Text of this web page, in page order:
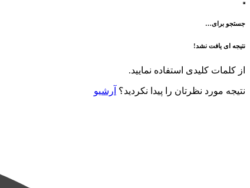
جستجو برای…
نتیجه ای یافت نشد!
از کلمات کلیدی استفاده نمایید.
نتیجه مورد نظرتان را پیدا نکردید؟ آرشیو